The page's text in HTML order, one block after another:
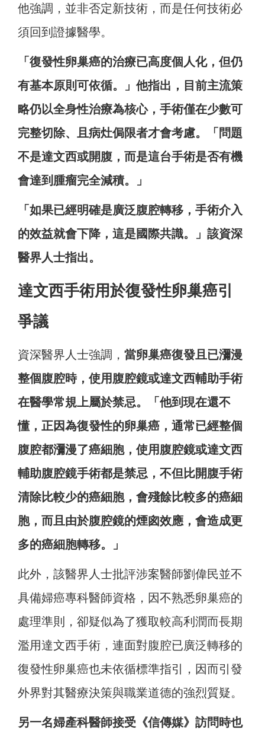
他強調，並非否定新技術，而是任何技術必
須回到證據醫學。
「復發性卵巢癌的治療已高度個人化，但仍
有基本原則可依循。」他指出，目前主流策
略仍以全身性治療為核心，手術僅在少數可
完整切除、且病灶侷限者才會考慮。「問題
不是達文西或開腹，而是這台手術是否有機
會達到腫瘤完全減積。」
「如果已經明確是廣泛腹腔轉移，手術介入
的效益就會下降，這是國際共識。」該資深
醫界人士指出。
達文西手術用於復發性卵巢癌引
爭議
資深醫界人士強調， 當卵巢癌復發且已瀰漫
整個腹腔時，使用腹腔鏡或達文西輔助手術
在醫學常規上屬於禁忌。「他到現在還不
懂，正因為復發性的卵巢癌，通常已經整個
腹腔都瀰漫了癌細胞，使用腹腔鏡或達文西
輔助腹腔鏡手術都是禁忌，不但比開腹手術
清除比較少的癌細胞，會殘餘比較多的癌細
胞，而且由於腹腔鏡的煙囪效應，會造成更
多的癌細胞轉移。」
此外，該醫界人士批評涉案醫師劉偉民並不
具備婦癌專科醫師資格，因不熟悉卵巢癌的
處理準則，卻疑似為了獲取較高利潤而長期
濫用達文西手術，連面對腹腔已廣泛轉移的
復發性卵巢癌也未依循標準指引，因而引發
外界對其醫療決策與職業道德的強烈質疑。
另一名婦產科醫師接受《信傳媒》訪問時也